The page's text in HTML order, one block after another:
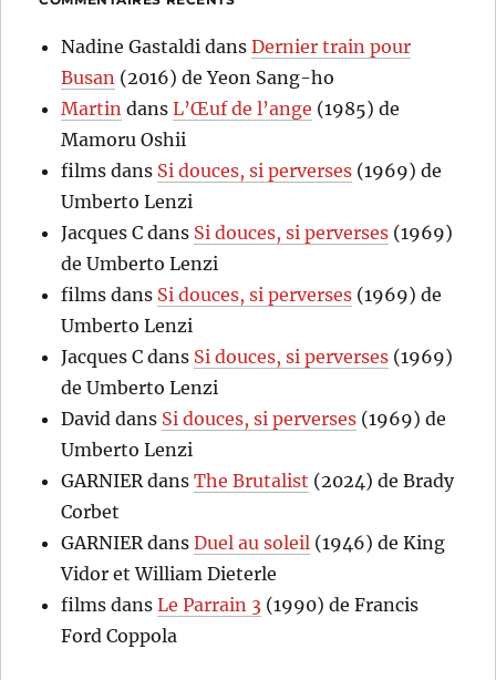
Nadine Gastaldi dansDernier train pour
Busan (2016) de Yeon Sang-ho
Martin dansL’Œuf de l’ange (1985) de
Mamoru Oshii
films dans Si douces, si perverses (1969) de
Umberto Lenzi
Jacques C dans Si douces, si perverses (1969)
de Umberto Lenzi
films dans Si douces, si perverses (1969) de
Umberto Lenzi
Jacques C dans Si douces, si perverses (1969)
de Umberto Lenzi
David dans Si douces, si perverses (1969) de
Umberto Lenzi
GARNIER dansThe Brutalist (2024) de Brady
Corbet
GARNIER dansDuel au soleil (1946) de King
Vidor et William Dieterle
films dansLe Parrain 3 (1990) de Francis
Ford Coppola